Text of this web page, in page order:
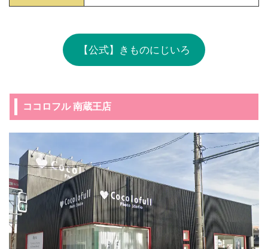
【公式】きものにじいろ
ココロフル 南蔵王店